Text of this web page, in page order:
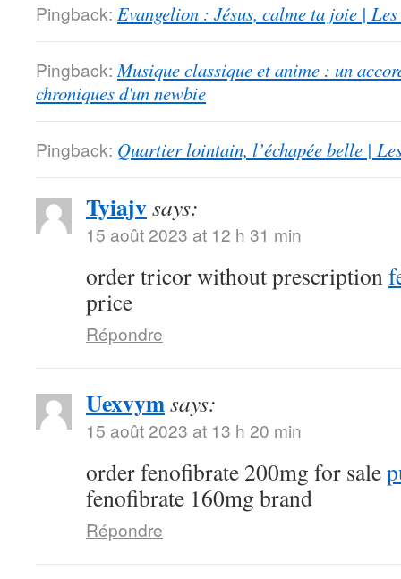
Pingback: Evangelion : Jésus, calme ta joie |
Pingback: Musique classique et anime : un
chroniques d'un newbie
Pingback: Quartier lointain, l’échapée belle |
Tyiajvsays:
15 août 2023 at 12 h 31 min
order tricor without prescription
price
Répondre
Uexvymsays:
15 août 2023 at 13 h 20 min
order fenofibrate 200mg for sale
fenofibrate 160mg brand
Répondre